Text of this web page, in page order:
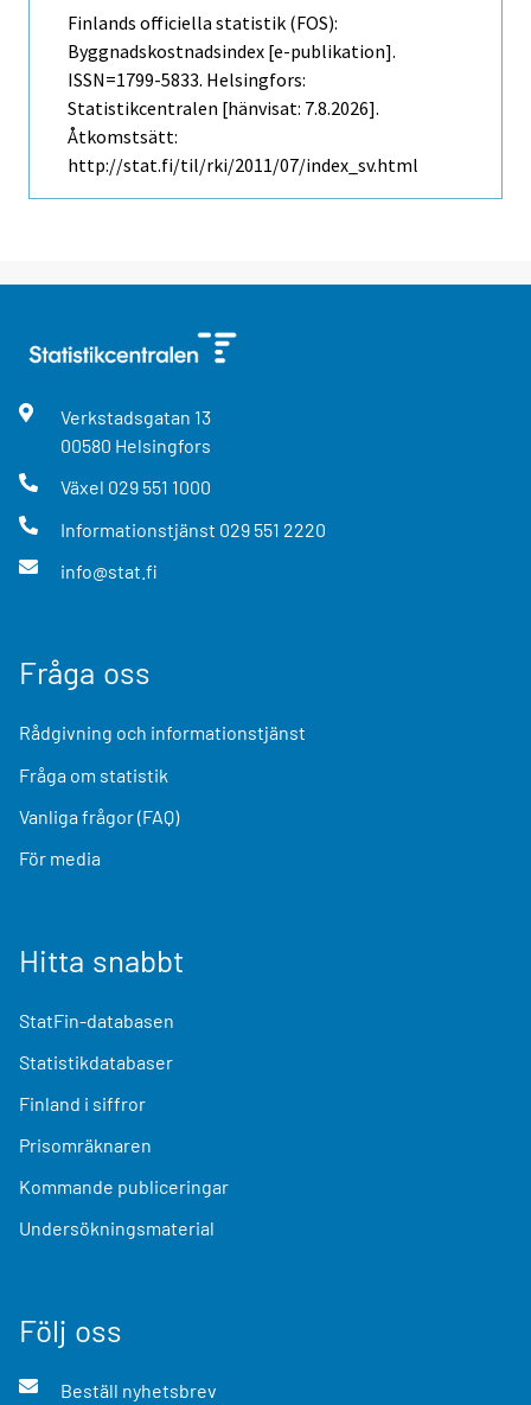
Finlands officiella statistik (FOS):
Byggnadskostnadsindex [e-publikation].
ISSN=1799-5833. Helsingfors:
Statistikcentralen [hänvisat: 7.8.2026].
Åtkomstsätt:
http://stat.fi/til/rki/2011/07/index_sv.html
Verkstadsgatan 13
00580 Helsingfors
Växel 029 551 1000
Informationstjänst 029 551 2220
info@stat.fi
Fråga oss
Rådgivning och informationstjänst
Fråga om statistik
Vanliga frågor (FAQ)
För media
Hitta snabbt
StatFin-databasen
Statistikdatabaser
Finland i siffror
Prisomräknaren
Kommande publiceringar
Undersökningsmaterial
Följ oss
Beställ nyhetsbrev